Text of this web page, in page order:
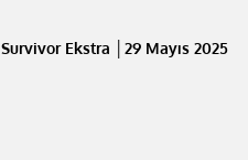
Survivor Ekstra │29 Mayıs 2025